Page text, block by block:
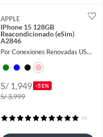
APPLE
IPhone 15 128GB
Reacondicionado (eSim)
A2846
Por Conexiones Renovadas USA PE
S/ 1,949 -51%
S/ 3,999
(6)